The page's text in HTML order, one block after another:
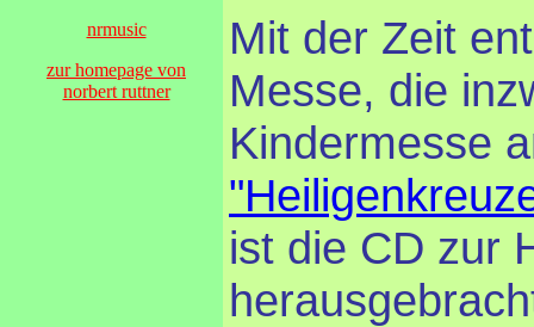
nrmusic
zur homepage von
norbert ruttner
Mit der Zeit
Messe, die
Kindermesse
ist die CD zur